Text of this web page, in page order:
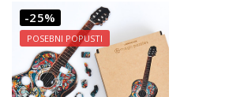
-25%
POSEBNI POPUSTI